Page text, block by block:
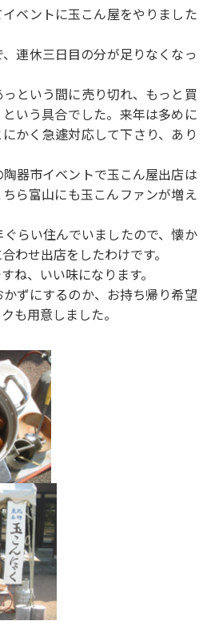
ベントに玉こん屋をやりました
連休三日目の分が足りなくなっ
という間に売り切れ、もっと買
いう具合でした。来年は多めに
かく急遽対応して下さり、あり
器市イベントで玉こん屋出店は
ら富山にも玉こんファンが増え
らい住んでいましたので、懐か
わせ出店をしたわけです。
ね、いい味になります。
ずにするのか、お持ち帰り希望
も用意しました。